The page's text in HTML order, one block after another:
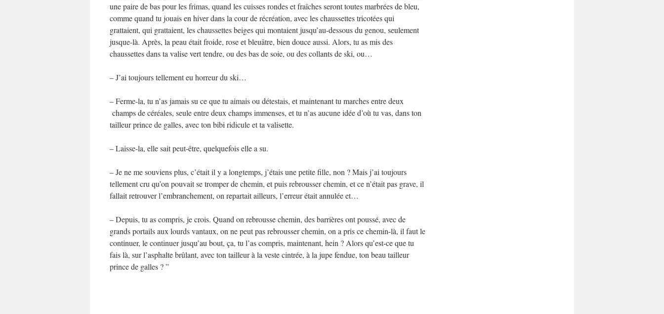
une paire de bas pour les frimas, quand les cuisses rondes et fraîches seront toutes marbrées de bleu,
comme quand tu jouais en hiver dans la cour de récréation, avec les chaussettes tricotées qui
grattaient, qui grattaient, les chaussettes beiges qui montaient jusqu’au-dessous du genou, seulement
jusque-là. Après, la peau était froide, rose et bleuâtre, bien douce aussi. Alors, tu as mis des
chaussettes dans ta valise vert tendre, ou des bas de soie, ou des collants de ski, ou…
– J’ai toujours tellement eu horreur du ski…
– Ferme-la, tu n’as jamais su ce que tu aimais ou détestais, et maintenant tu marches entre deux
champs de céréales, seule entre deux champs immenses, et tu n’as aucune idée d’où tu vas, dans ton
tailleur prince de galles, avec ton bibi ridicule et ta valisette.
– Laisse-la, elle sait peut-être, quelquefois elle a su.
– Je ne me souviens plus, c’était il y a longtemps, j’étais une petite fille, non ? Mais j’ai toujours
tellement cru qu’on pouvait se tromper de chemin, et puis rebrousser chemin, et ce n’était pas grave, il
fallait retrouver l’embranchement, on repartait ailleurs, l’erreur était annulée et…
– Depuis, tu as compris, je crois. Quand on rebrousse chemin, des barrières ont poussé, avec de
grands portails aux lourds vantaux, on ne peut pas rebrousser chemin, on a pris ce chemin-là, il faut le
continuer, le continuer jusqu’au bout, ça, tu l’as compris, maintenant, hein ? Alors qu’est-ce que tu
fais là, sur l’asphalte brûlant, avec ton tailleur à la veste cintrée, à la jupe fendue, ton beau tailleur
prince de galles ? ”